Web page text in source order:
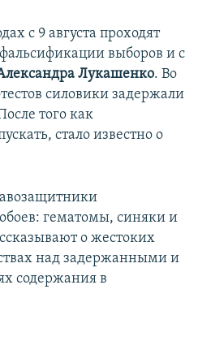
с 9 августа проходят
выборов и с
Лукашенко. Во
силовики задержали
того как
стало известно о
гематомы, синяки и
о жестоких
над задержанными и
содержания в